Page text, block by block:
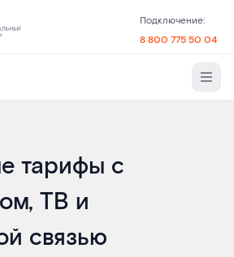
Подключение:
8 800 775 50 04
тарифы с
ТВ и
связью